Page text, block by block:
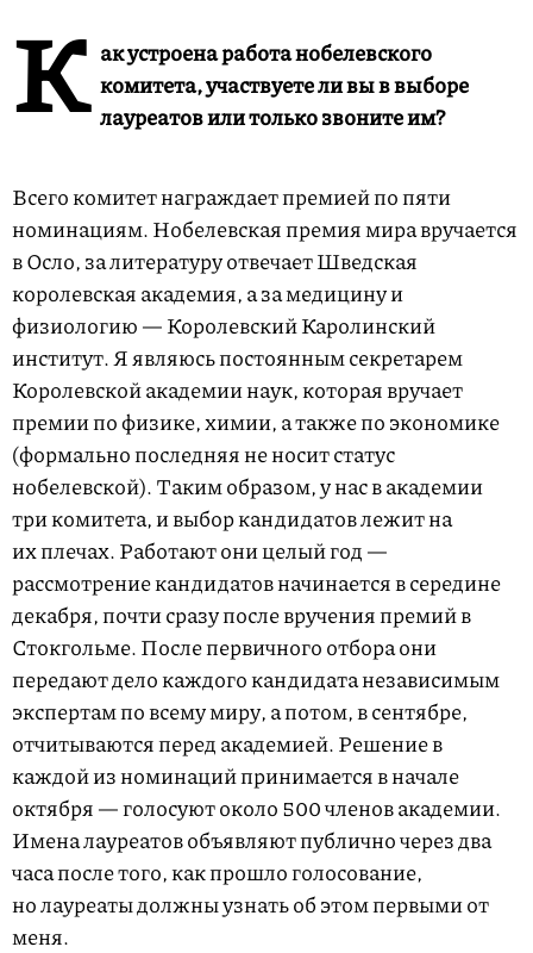
К ак устроена работа нобелевского
комитета, участвуете ли вы в выборе
лауреатов или только звоните им?
Всего комитет награждает премией по пяти
номинациям. Нобелевская премия мира вручается
в Осло, за литературу отвечает Шведская
королевская академия, а за медицину и
физиологию — Королевский Каролинский
институт. Я являюсь постоянным секретарем
Королевской академии наук, которая вручает
премии по физике, химии, а также по экономике
(формально последняя не носит статус
нобелевской). Таким образом, у нас в академии
три комитета, и выбор кандидатов лежит на
их плечах. Работают они целый год —
рассмотрение кандидатов начинается в середине
декабря, почти сразу после вручения премий в
Стокгольме. После первичного отбора они
передают дело каждого кандидата независимым
экспертам по всему миру, а потом, в сентябре,
отчитываются перед академией. Решение в
каждой из номинаций принимается в начале
октября — голосуют около 500 членов академии.
Имена лауреатов объявляют публично через два
часа после того, как прошло голосование,
но лауреаты должны узнать об этом первыми от
меня.